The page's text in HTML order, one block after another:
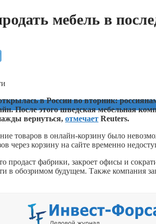
мебель в
в России во вторник:
После этого шведская мебельная
вернуться, отмечает Reuters.
товаров в онлайн-корзину было
через корзину на сайте временно
продаст фабрики, закроет офисы и
в обозримом будущем. Также компания